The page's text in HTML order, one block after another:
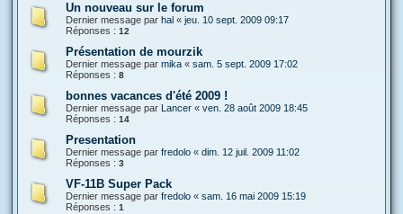
Un nouveau sur le forum
Dernier message par hal « jeu. 10 sept. 2009 09:17
Réponses : 12
Présentation de mourzik
Dernier message par mika « sam. 5 sept. 2009 17:02
Réponses : 8
bonnes vacances d'été 2009 !
Dernier message par Lancer « ven. 28 août 2009 18:45
Réponses : 14
Presentation
Dernier message par fredolo « dim. 12 juil. 2009 11:02
Réponses : 3
VF-11B Super Pack
Dernier message par fredolo « sam. 16 mai 2009 15:19
Réponses : 1